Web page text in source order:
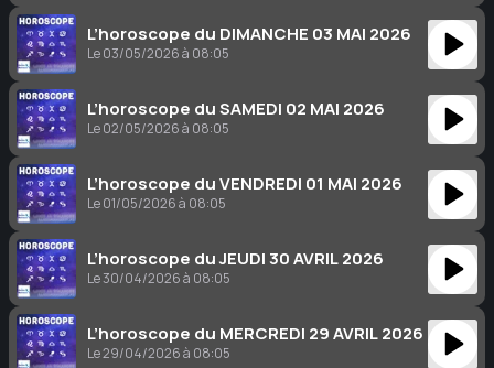
L’horoscope du DIMANCHE 03 MAI 2026
Le 03/05/2026 à 08:05
L’horoscope du SAMEDI 02 MAI 2026
Le 02/05/2026 à 08:05
L’horoscope du VENDREDI 01 MAI 2026
Le 01/05/2026 à 08:05
L’horoscope du JEUDI 30 AVRIL 2026
Le 30/04/2026 à 08:05
L’horoscope du MERCREDI 29 AVRIL 2026
Le 29/04/2026 à 08:05